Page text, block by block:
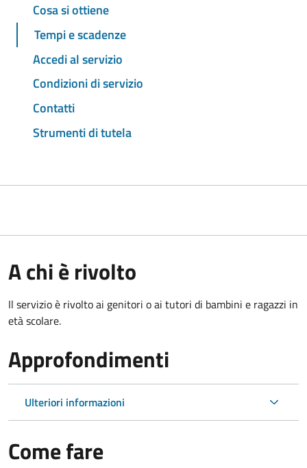
Cosa si ottiene
Tempi e scadenze
Accedi al servizio
Condizioni di servizio
Contatti
Strumenti di tutela
A chi è rivolto
Il servizio è rivolto ai genitori o ai tutori di bambini e ragazzi in
età scolare.
Approfondimenti
Ulteriori informazioni
Come fare